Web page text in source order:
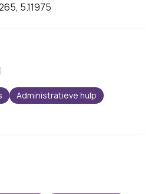
5.11975
Administratieve hulp